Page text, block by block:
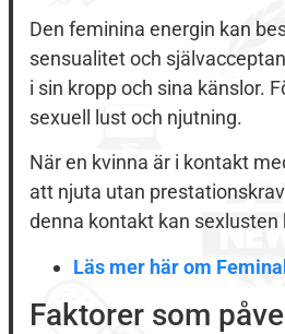
Den feminina energin kan
sensualitet och
i sin kropp och sina känslor.
sexuell lust och njutning.
När en kvinna är i kontakt
att njuta utan
denna kontakt kan
Läs mer här om
Faktorer som